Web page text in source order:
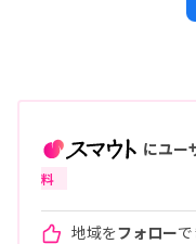
にユー
料
地域をフォローで